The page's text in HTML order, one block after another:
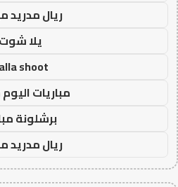
ريال مدريد
يلا شوت
shoot
مباريات
برشلونة
ريال مدريد